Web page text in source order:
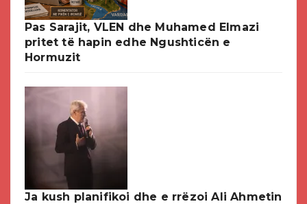
Pas Sarajit, VLEN dhe Muhamed Elmazi
pritet të hapin edhe Ngushticën e
Hormuzit
Ja kush planifikoi dhe e rrëzoi Ali Ahmetin